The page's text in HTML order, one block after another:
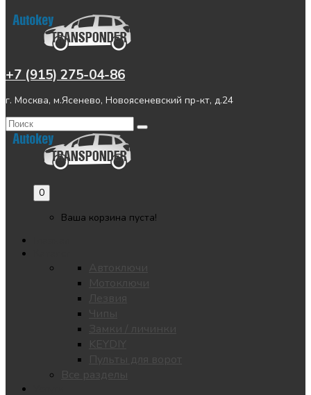
+7 (915) 275-04-86
г. Москва, м.Ясенево, Новоясеневский пр-кт, д.24
0
Ваша корзина пуста!
Автоключи
Мотоключи
Лезвия
Замки / личинки
KEYDIY
Пульты для ворот
Все разделы